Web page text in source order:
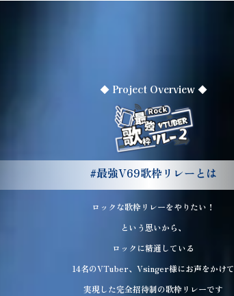
◆ Project Overview ◆
#最強V69歌枠リレー とは
ロックな歌枠リレーをやりたい！
という思いから、
ロックに精通している
14名のVTuber、Vsinger様にお声をかけて
実現した完全招待制の歌枠リレーです